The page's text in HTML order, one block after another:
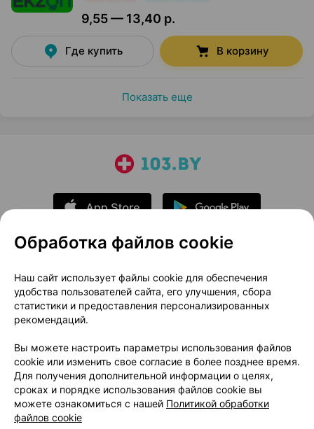
9,55 — 13,40 р.
Где купить В корзину
Показать еще
О проекте
Новости проекта
Размещение рекламы
Медицинский маркетинг
Публичный договор
Доставка
Способы оплаты
Вакансии
Партнеры
Написать руководителю 103.by
Написать в поддержку
Персональные настройки Cookie
Обработка файлов cookie
Наш сайт использует файлы cookie для обеспечения
удобства пользователей сайта, его улучшения, сбора
статистики и предоставления персонализированных
рекомендаций.
Вы можете настроить параметры использования файлов
cookie или изменить свое согласие в более позднее время.
Для получения дополнительной информации о целях,
сроках и порядке использования файлов cookie вы
можете ознакомиться с нашей Политикой обработки
файлов cookie